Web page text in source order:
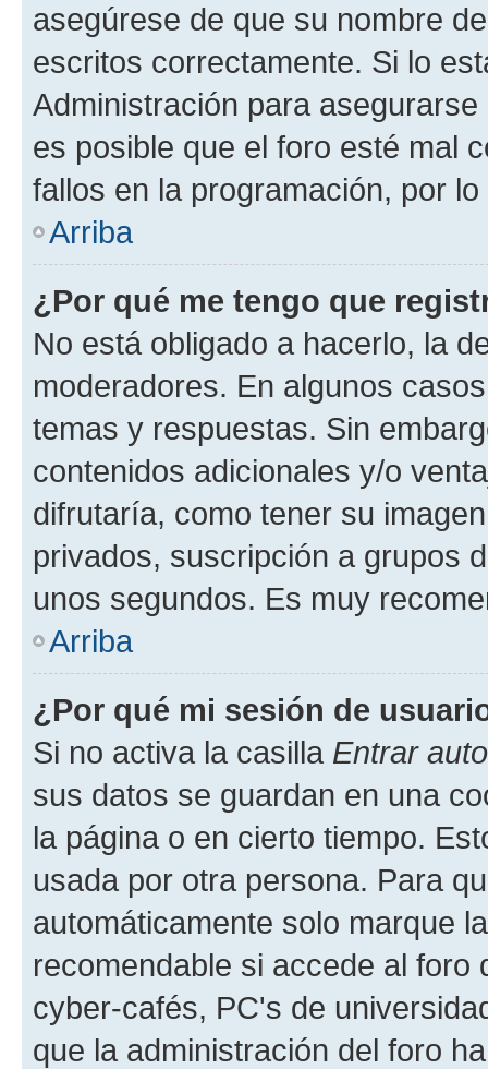
asegúrese de que su nombre
escritos correctamente. Si lo
Administración para
es posible que el foro esté mal
fallos en la programación, por
Arriba
¿Por qué me tengo que
No está obligado a hacerlo, la
moderadores. En algunos
temas y respuestas. Sin
contenidos adicionales y/o
difrutaría, como tener su
privados, suscripción a grupos
unos segundos. Es muy
Arriba
¿Por qué mi sesión de
Si no activa la casilla Entrar
sus datos se guardan en una
la página o en cierto tiempo.
usada por otra persona. Para
automáticamente solo marque
recomendable si accede al foro
cyber-cafés, PC's de
que la administración del foro